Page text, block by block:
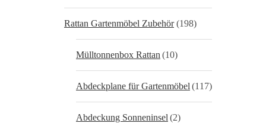
Rattan Gartenmöbel Zubehör (198)
Mülltonnenbox Rattan (10)
Abdeckplane für Gartenmöbel (117)
Abdeckung Sonneninsel (2)